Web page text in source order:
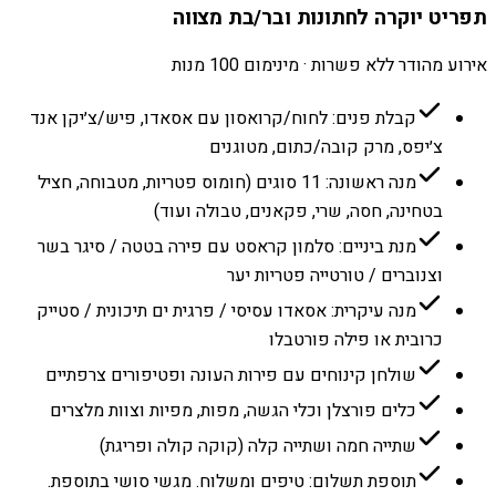
תפריט יוקרה לחתונות ובר/בת מצווה
אירוע מהודר ללא פשרות · מינימום 100 מנות
קבלת פנים: לחוח/קרואסון עם אסאדו, פיש/צ׳יקן אנד
צ׳יפס, מרק קובה/כתום, מטוגנים
מנה ראשונה: 11 סוגים (חומוס פטריות, מטבוחה, חציל
בטחינה, חסה, שרי, פקאנים, טבולה ועוד)
מנת ביניים: סלמון קראסט עם פירה בטטה / סיגר בשר
וצנוברים / טורטייה פטריות יער
מנה עיקרית: אסאדו עסיסי / פרגית ים תיכונית / סטייק
כרובית או פילה פורטבלו
שולחן קינוחים עם פירות העונה ופטיפורים צרפתיים
כלים פורצלן וכלי הגשה, מפות, מפיות וצוות מלצרים
שתייה חמה ושתייה קלה (קוקה קולה ופריגת)
תוספת תשלום: טיפים ומשלוח. מגשי סושי בתוספת.